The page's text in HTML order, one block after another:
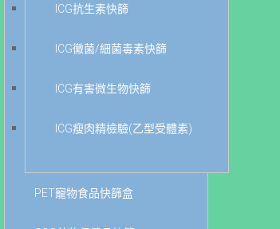
ICG抗生素快篩
ICG黴菌/細菌毒素快篩
ICG有害微生物快篩
ICG瘦肉精檢驗(乙型受體素)
PET寵物食品快篩盒